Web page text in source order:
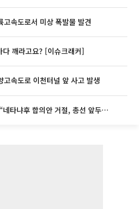
고속도로서 미상 폭발물 발견
다 깨라고요? [이슈크래커]
고속도로 이천터널 앞 사고 발생
냐후 합의안 거절, 총선 앞두고 시간 끌기”